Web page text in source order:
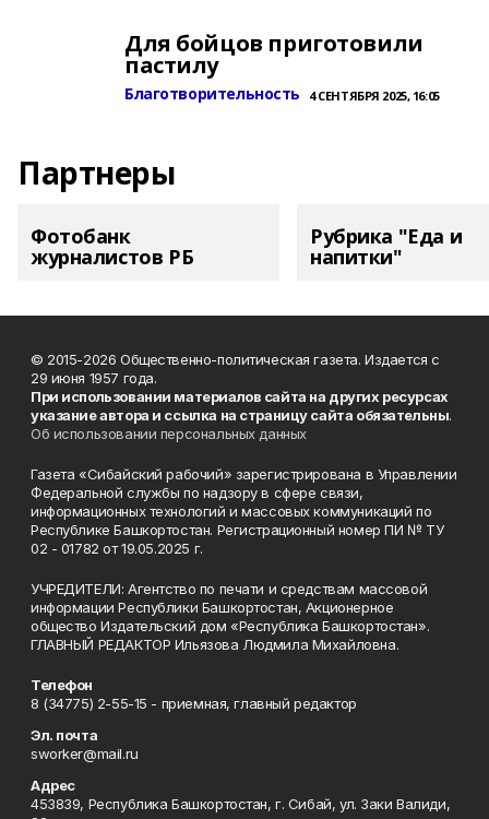
Для бойцов приготовили
пастилу
Благотворительность 4 СЕНТЯБРЯ 2025, 16:05
Партнеры
Фотобанк
журналистов РБ
Рубрика "Еда и
напитки"
© 2015-2026 Общественно-политическая газета. Издается с
29 июня 1957 года.
При использовании материалов сайта на других ресурсах
указание автора и ссылка на страницу сайта обязательны.
Об использовании персональных данных
Газета «Сибайский рабочий» зарегистрирована в Управлении
Федеральной службы по надзору в сфере связи,
информационных технологий и массовых коммуникаций по
Республике Башкортостан. Регистрационный номер ПИ № ТУ
02 - 01782 от 19.05.2025 г.
УЧРЕДИТЕЛИ: Агентство по печати и средствам массовой
информации Республики Башкортостан, Акционерное
общество Издательский дом «Республика Башкортостан».
ГЛАВНЫЙ РЕДАКТОР Ильязова Людмила Михайловна.
Телефон
8 (34775) 2-55-15 - приемная, главный редактор
Эл. почта
sworker@mail.ru
Адрес
453839, Республика Башкортостан, г. Сибай, ул. Заки Валиди,